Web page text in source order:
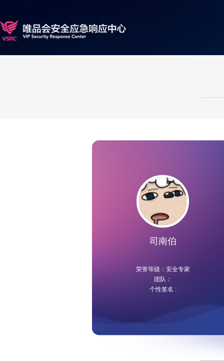
司南伯
荣誉等级：安全专家
团队：
个性签名 :